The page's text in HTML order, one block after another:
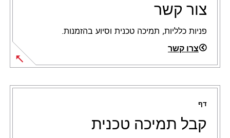
צור קשר
פניות כלליות, תמיכה טכנית וסיוע בהזמנות.
צרו קשר
דף
קבל תמיכה טכנית